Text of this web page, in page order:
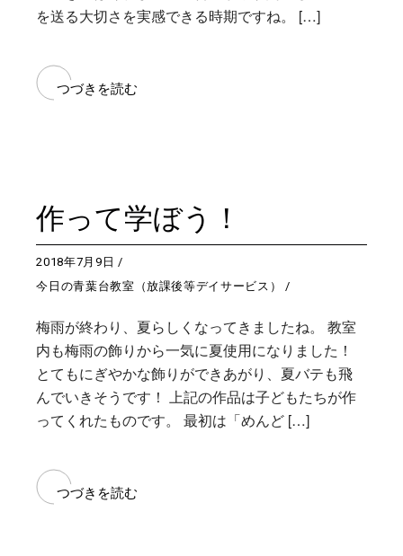
を送る大切さを実感できる時期ですね。 […]
つづきを読む
作って学ぼう！
2018年7月9日
今日の青葉台教室（放課後等デイサービス）
梅雨が終わり、夏らしくなってきましたね。 教室
内も梅雨の飾りから一気に夏使用になりました！
とてもにぎやかな飾りができあがり、夏バテも飛
んでいきそうです！ 上記の作品は子どもたちが作
ってくれたものです。 最初は「めんど […]
つづきを読む